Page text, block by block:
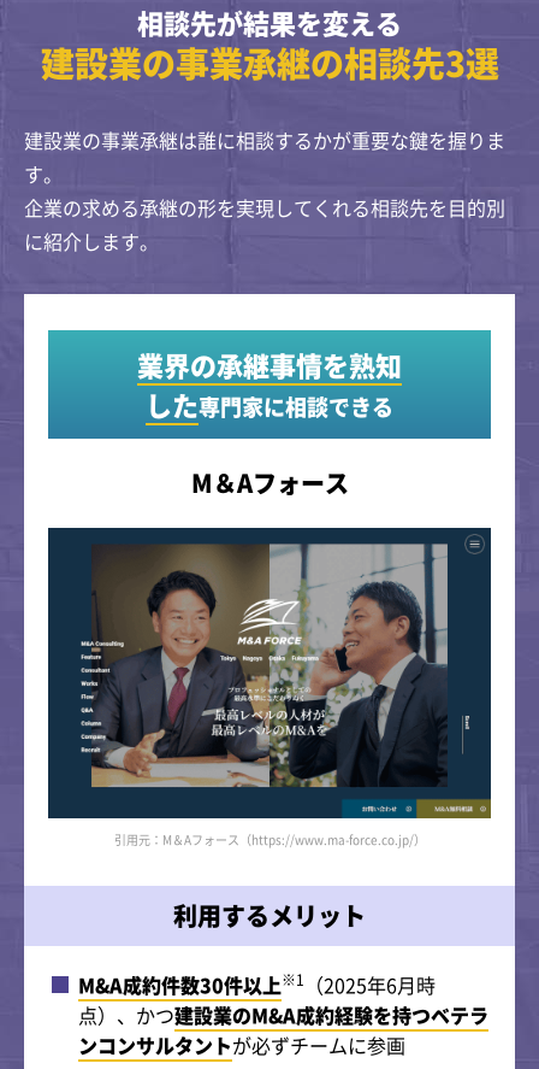
相談先が結果を変える
建設業の事業承継の相談先3選
建設業の事業承継は誰に相談するかが重要な鍵を握りま
す。
企業の求める承継の形を実現してくれる相談先を目的別
に紹介します。
業界の承継事情を熟知
した専門家に相談できる
M＆Aフォース
引用元：M＆Aフォース（https://www.ma-force.co.jp/）
利用するメリット
M&A成約件数30件以上※1
（2025年6月時
点）、かつ建設業のM&A成約経験を持つベテラ
ンコンサルタントが必ずチームに参画